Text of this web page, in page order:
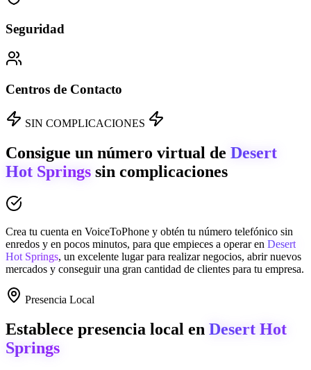
Seguridad
Centros de Contacto
SIN COMPLICACIONES
Consigue un número virtual de Desert
Hot Springs sin complicaciones
Crea tu cuenta en VoiceToPhone y obtén tu número telefónico sin
enredos y en pocos minutos, para que empieces a operar en Desert
Hot Springs, un excelente lugar para realizar negocios, abrir nuevos
mercados y conseguir una gran cantidad de clientes para tu empresa.
Presencia Local
Establece presencia local en Desert Hot
Springs